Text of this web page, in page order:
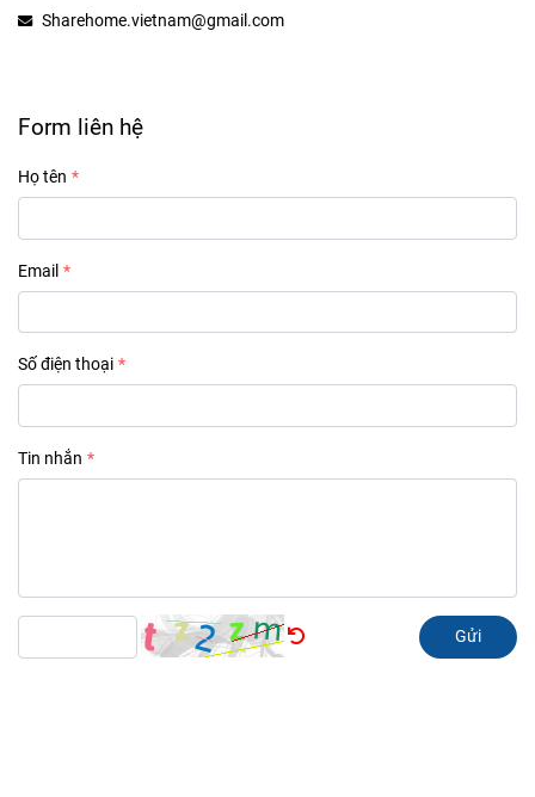
Sharehome.vietnam@gmail.com
Form liên hệ
Họ tên
Email
Số điện thoại
Tin nhắn
Gửi